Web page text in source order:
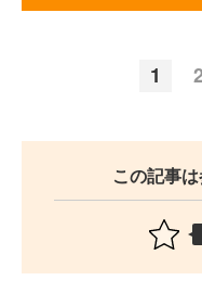
1 2
この記事